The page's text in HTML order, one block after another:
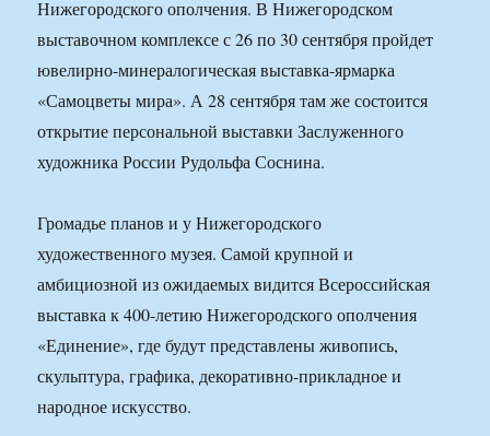
Нижегородского ополчения. В Нижегородском
выставочном комплексе с 26 по 30 сентября пройдет
ювелирно-минералогическая выставка-ярмарка
«Самоцветы мира». А 28 сентября там же состоится
открытие персональной выставки Заслуженного
художника России Рудольфа Соснина.
Громадье планов и у Нижегородского
художественного музея. Самой крупной и
амбициозной из ожидаемых видится Всероссийская
выставка к 400-летию Нижегородского ополчения
«Единение», где будут представлены живопись,
скульптура, графика, декоративно-прикладное и
народное искусство.